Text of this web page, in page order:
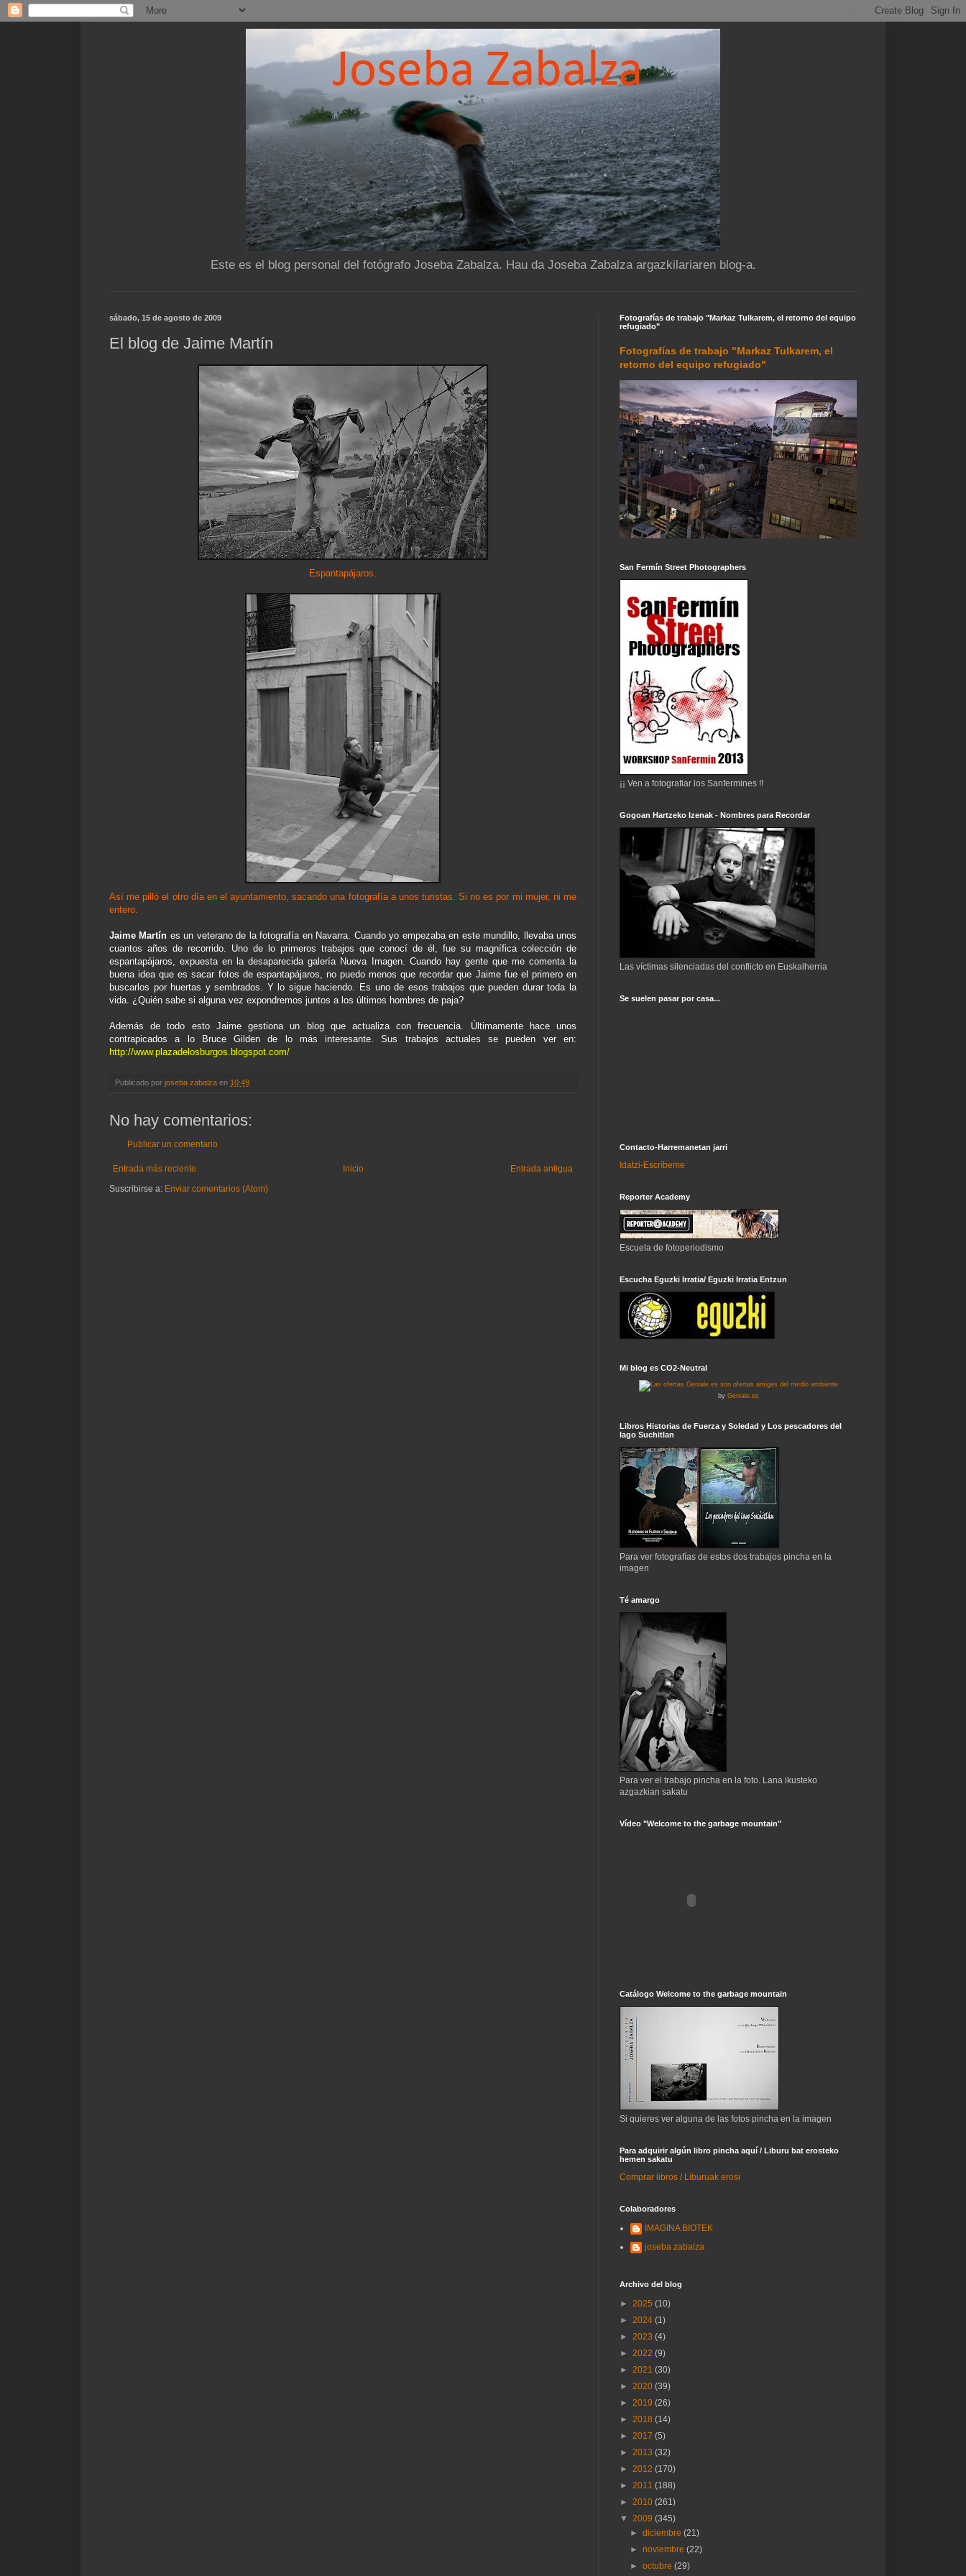
Este es el blog personal del fotógrafo Joseba Zabalza. Hau da Joseba Zabalza argazkilariaren blog-a.
sábado, 15 de agosto de 2009
El blog de Jaime Martín
Espantapájaros.
Así me pilló el otro día en el ayuntamiento, sacando una fotografía a unos turistas. Si no es por mi mujer, ni me
entero.
Jaime Martín es un veterano de la fotografía en Navarra. Cuando yo empezaba en este mundillo, llevaba unos
cuantos años de recorrido. Uno de lo primeros trabajos que conocí de él, fue su magnífica colección de
espantapájaros, expuesta en la desaparecida galería Nueva Imagen. Cuando hay gente que me comenta la
buena idea que es sacar fotos de espantapájaros, no puedo menos que recordar que Jaime fue el primero en
buscarlos por huertas y sembrados. Y lo sigue haciendo. Es uno de esos trabajos que pueden durar toda la
vida. ¿Quién sabe si alguna vez expondremos juntos a los últimos hombres de paja?
Además de todo esto Jaime gestiona un blog que actualiza con frecuencia. Últimamente hace unos
contrapicados a lo Bruce Gilden de lo más interesante. Sus trabajos actuales se pueden ver en:
http://www.plazadelosburgos.blogspot.com/
Publicado por joseba zabalza en 10:49
No hay comentarios:
Publicar un comentario
Entrada más reciente Entrada antigua
Inicio
Suscribirse a: Enviar comentarios (Atom)
Fotografías de trabajo "Markaz Tulkarem, el retorno del equipo
refugiado"
Fotografías de trabajo "Markaz Tulkarem, el
retorno del equipo refugiado"
San Fermín Street Photographers
¡¡ Ven a fotografiar los Sanfermines !!
Gogoan Hartzeko Izenak - Nombres para Recordar
Las víctimas silenciadas del conflicto en Euskalherria
Se suelen pasar por casa...
Contacto-Harremanetan jarri
Idatzi-Escríbeme
Reporter Academy
Escuela de fotoperiodismo
Escucha Eguzki Irratia/ Eguzki Irratia Entzun
Mi blog es CO2-Neutral
by Geniale.es
Libros Historias de Fuerza y Soledad y Los pescadores del
lago Suchitlan
Para ver fotografías de estos dos trabajos pincha en la
imagen
Té amargo
Para ver el trabajo pincha en la foto. Lana ikusteko
azgazkian sakatu
Vídeo "Welcome to the garbage mountain"
Catálogo Welcome to the garbage mountain
Si quieres ver alguna de las fotos pincha en la imagen
Para adquirir algún libro pincha aquí / Liburu bat erosteko
hemen sakatu
Comprar libros / Liburuak erosi
Colaboradores
IMAGINA BIOTEK
joseba zabalza
Archivo del blog
► 2025 (10)
► 2024 (1)
► 2023 (4)
► 2022 (9)
► 2021 (30)
► 2020 (39)
► 2019 (26)
► 2018 (14)
► 2017 (5)
► 2013 (32)
► 2012 (170)
► 2011 (188)
► 2010 (261)
▼ 2009 (345)
►diciembre(21)
►noviembre(22)
►octubre(29)